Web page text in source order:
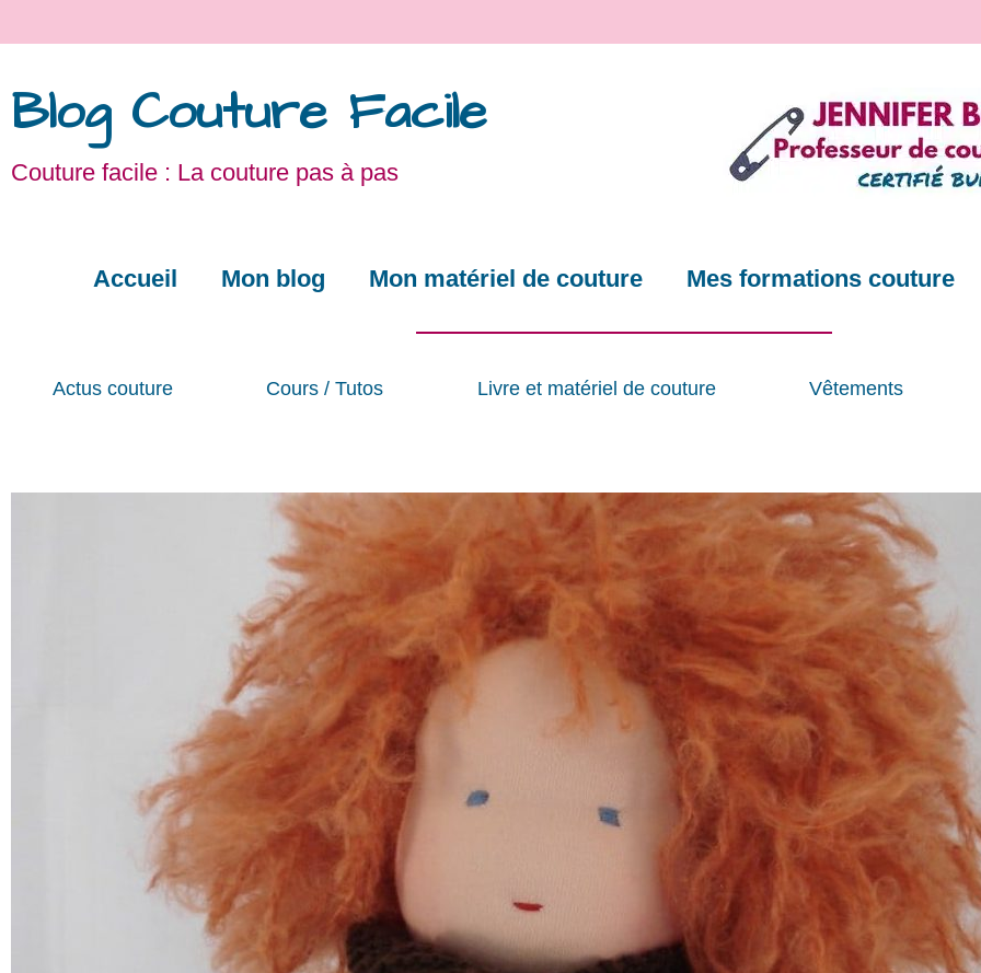
Blog Couture Facile
Couture facile : La couture pas à pas
Accueil Mon blog Mon matériel de couture Mes formations couture
Actus couture Cours / Tutos Livre et matériel de couture Vêtements